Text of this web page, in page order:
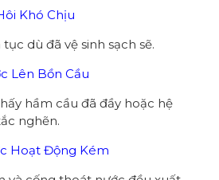
Khó Chịu
dù đã vệ sinh sạch sẽ.
Lên Bồn Cầu
hầm cầu đã đầy hoặc hệ
nghẽn.
Hoạt Động Kém